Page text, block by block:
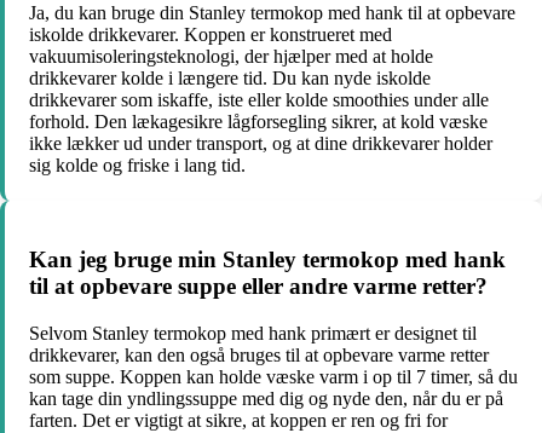
Ja, du kan bruge din Stanley termokop med hank til at opbevare
iskolde drikkevarer. Koppen er konstrueret med
vakuumisoleringsteknologi, der hjælper med at holde
drikkevarer kolde i længere tid. Du kan nyde iskolde
drikkevarer som iskaffe, iste eller kolde smoothies under alle
forhold. Den lækagesikre lågforsegling sikrer, at kold væske
ikke lækker ud under transport, og at dine drikkevarer holder
sig kolde og friske i lang tid.
Kan jeg bruge min Stanley termokop med hank
til at opbevare suppe eller andre varme retter?
Selvom Stanley termokop med hank primært er designet til
drikkevarer, kan den også bruges til at opbevare varme retter
som suppe. Koppen kan holde væske varm i op til 7 timer, så du
kan tage din yndlingssuppe med dig og nyde den, når du er på
farten. Det er vigtigt at sikre, at koppen er ren og fri for